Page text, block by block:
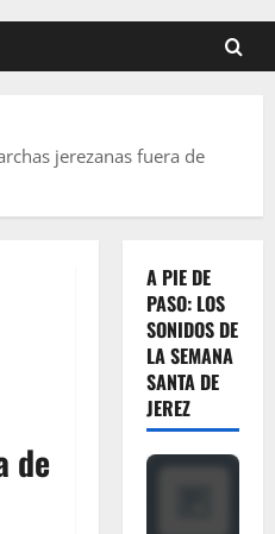
jerezanas fuera de
de
A PIE DE
PASO: LOS
SONIDOS DE
LA SEMANA
SANTA DE
JEREZ